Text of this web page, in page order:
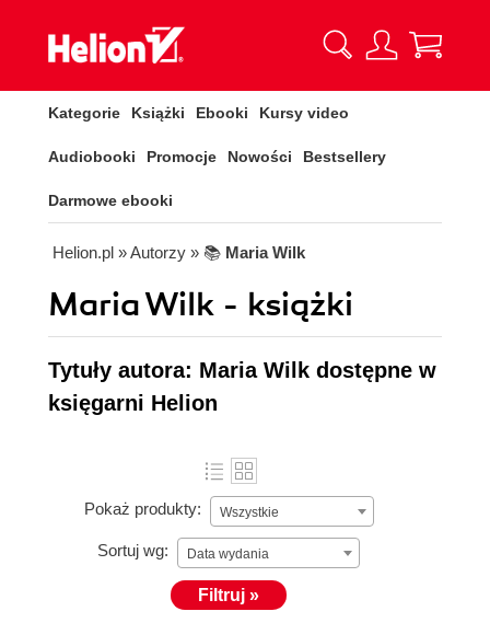
Kategorie Książki Ebooki Kursy video
Audiobooki Promocje Nowości Bestsellery
Darmowe ebooki
Helion.pl » Autorzy » 📚 Maria Wilk
Maria Wilk - książki
Tytuły autora: Maria Wilk dostępne w
księgarni Helion
Pokaż produkty: Wszystkie
Sortuj wg: Data wydania
Filtruj »